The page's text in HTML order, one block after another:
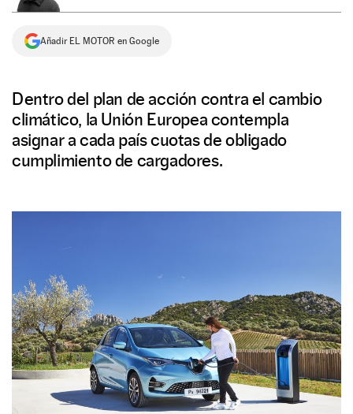
Añadir EL MOTOR en Google
Dentro del plan de acción contra el cambio
climático, la Unión Europea contempla
asignar a cada país cuotas de obligado
cumplimiento de cargadores.